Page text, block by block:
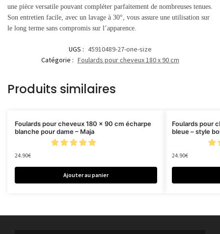
une pièce versatile pouvant compléter parfaitement de nombreuses tenues.
Son entretien facile, avec un lavage à 30°, vous assure une utilisation sur
le long terme sans compromis sur l’apparence.
UGS : 45910489-27-one-size
Catégorie : Foulards pour cheveux 180 x 90 cm
Produits similaires
Foulards pour cheveux 180 x 90 cm écharpe
blanche pour dame – Maja
24.90€
Ajouter au panier
Foulards pour
bleue – style
24.90€